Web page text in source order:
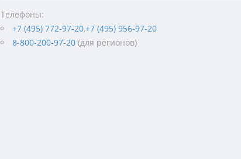
Телефоны:
+7 (495) 772-97-20,+7 (495) 956-97-20
8-800-200-97-20 (для регионов)